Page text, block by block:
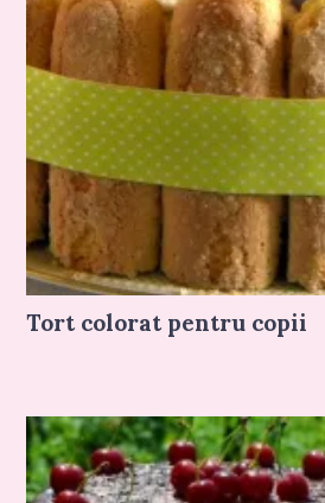
Tort colorat pentru copii